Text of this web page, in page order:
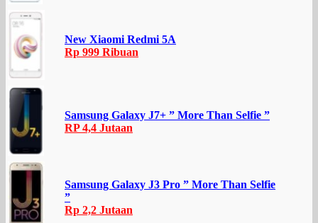
New Xiaomi Redmi 5A
Rp 999 Ribuan
Samsung Galaxy J7+ ” More Than Selfie ”
RP 4,4 Jutaan
Samsung Galaxy J3 Pro ” More Than Selfie
”
Rp 2,2 Jutaan